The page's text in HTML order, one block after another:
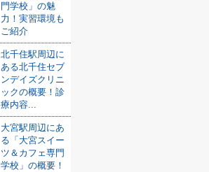
門学校」の魅
力！実習環境も
ご紹介
北千住駅周辺に
ある北千住セブ
ンデイズクリニ
ックの概要！診
療内容...
大宮駅周辺にあ
る「大宮スイー
ツ＆カフェ専門
学校」の概要！